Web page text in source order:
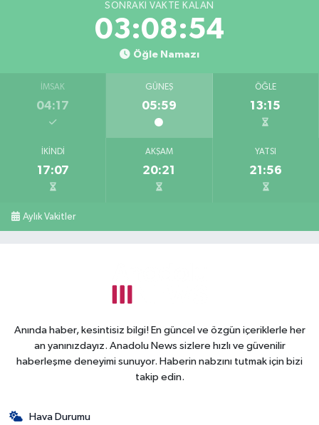
SONRAKI VAKTE KALAN
03:08:53
Öğle Namazı
İMSAK
04:17
GÜNEŞ
05:59
ÖĞLE
13:15
İKINDI
17:07
AKŞAM
20:21
YATSI
21:56
Aylık Vakitler
Anında haber, kesintisiz bilgi! En güncel ve özgün içeriklerle her
an yanınızdayız. Anadolu News sizlere hızlı ve güvenilir
haberleşme deneyimi sunuyor. Haberin nabzını tutmak için bizi
takip edin.
Hava Durumu